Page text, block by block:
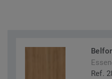
Ref.